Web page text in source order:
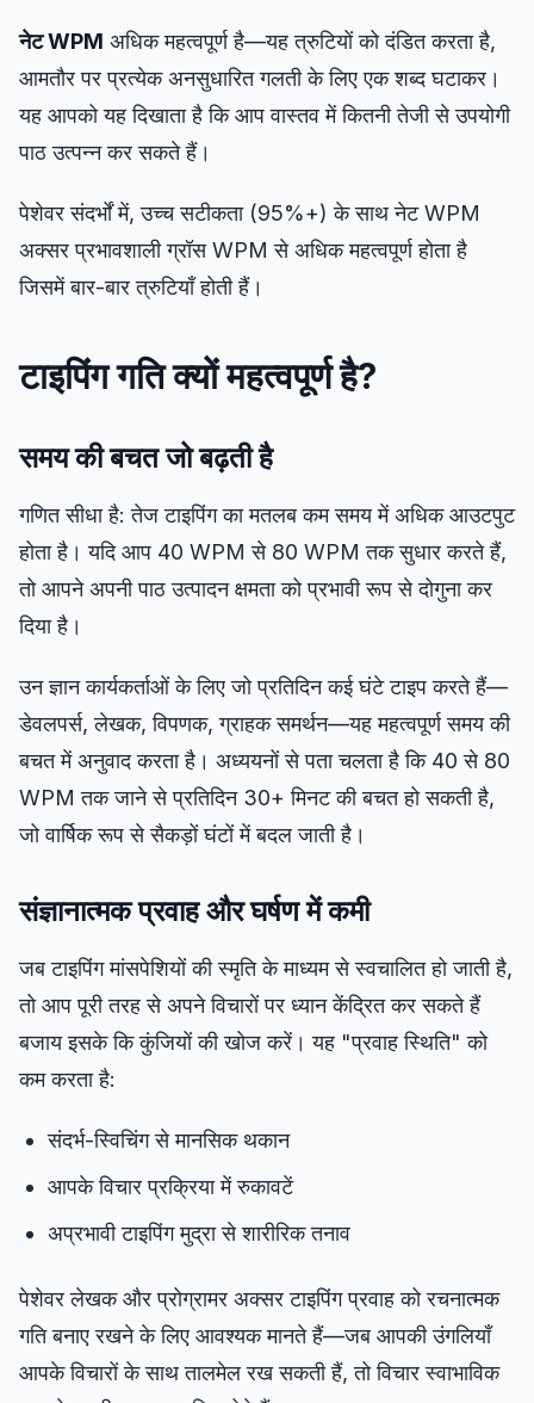
नेट WPM अधिक महत्वपूर्ण है—यह त्रुटियों को दंडित करता है,
आमतौर पर प्रत्येक अनसुधारित गलती के लिए एक शब्द घटाकर।
यह आपको यह दिखाता है कि आप वास्तव में कितनी तेजी से उपयोगी
पाठ उत्पन्न कर सकते हैं।
पेशेवर संदर्भों में, उच्च सटीकता (95%+) के साथ नेट WPM
अक्सर प्रभावशाली ग्रॉस WPM से अधिक महत्वपूर्ण होता है
जिसमें बार-बार त्रुटियाँ होती हैं।
टाइपिंग गति क्यों महत्वपूर्ण है?
समय की बचत जो बढ़ती है
गणित सीधा है: तेज टाइपिंग का मतलब कम समय में अधिक आउटपुट
होता है। यदि आप 40 WPM से 80 WPM तक सुधार करते हैं,
तो आपने अपनी पाठ उत्पादन क्षमता को प्रभावी रूप से दोगुना कर
दिया है।
उन ज्ञान कार्यकर्ताओं के लिए जो प्रतिदिन कई घंटे टाइप करते हैं—
डेवलपर्स, लेखक, विपणक, ग्राहक समर्थन—यह महत्वपूर्ण समय की
बचत में अनुवाद करता है। अध्ययनों से पता चलता है कि 40 से 80
WPM तक जाने से प्रतिदिन 30+ मिनट की बचत हो सकती है,
जो वार्षिक रूप से सैकड़ों घंटों में बदल जाती है।
संज्ञानात्मक प्रवाह और घर्षण में कमी
जब टाइपिंग मांसपेशियों की स्मृति के माध्यम से स्वचालित हो जाती है,
तो आप पूरी तरह से अपने विचारों पर ध्यान केंद्रित कर सकते हैं
बजाय इसके कि कुंजियों की खोज करें। यह "प्रवाह स्थिति" को
कम करता है:
संदर्भ-स्विचिंग से मानसिक थकान
आपके विचार प्रक्रिया में रुकावटें
अप्रभावी टाइपिंग मुद्रा से शारीरिक तनाव
पेशेवर लेखक और प्रोग्रामर अक्सर टाइपिंग प्रवाह को रचनात्मक
गति बनाए रखने के लिए आवश्यक मानते हैं—जब आपकी उंगलियाँ
आपके विचारों के साथ तालमेल रख सकती हैं, तो विचार स्वाभाविक